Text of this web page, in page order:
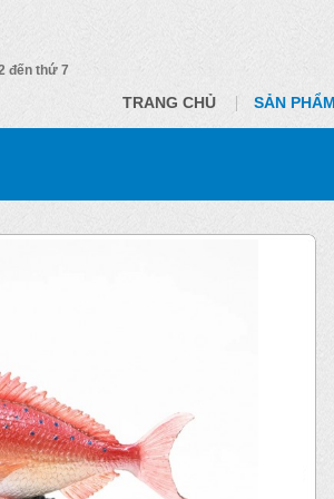
đến thứ 7
TRANG CHỦ SẢN PHẨM